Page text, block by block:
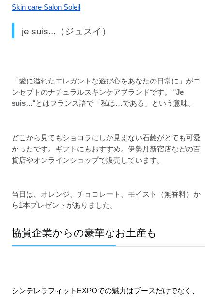
Skin care Salon Soleil
je suis...（ジュスイ）
「愛に溢れたエレガントな遊び心をあなたの日常に」がコ
ンセプトのナチュラルスキンケアブランドです。 “Je
suis…“とはフランス語で「私は…である」という意味。
どこから見てもショコラにしか見えない石鹸がとても可愛
かったです。ギフトにもおすすめ。伊勢丹新宿店などの百
貨店やオンラインショップで販売しています。
当日は、オレンジ、チョコレート、モイスト（無香料）か
ら1本プレゼントがありました。
協賛企業からの豪華なお土産も
シンデレラフィットEXPOでの魅力はブースだけでなく、